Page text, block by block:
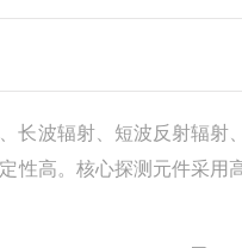
长波辐射、短波反射辐
性高。核心探测元件采